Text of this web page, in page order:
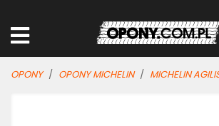
OPONY OPONY MICHELIN MICHELIN